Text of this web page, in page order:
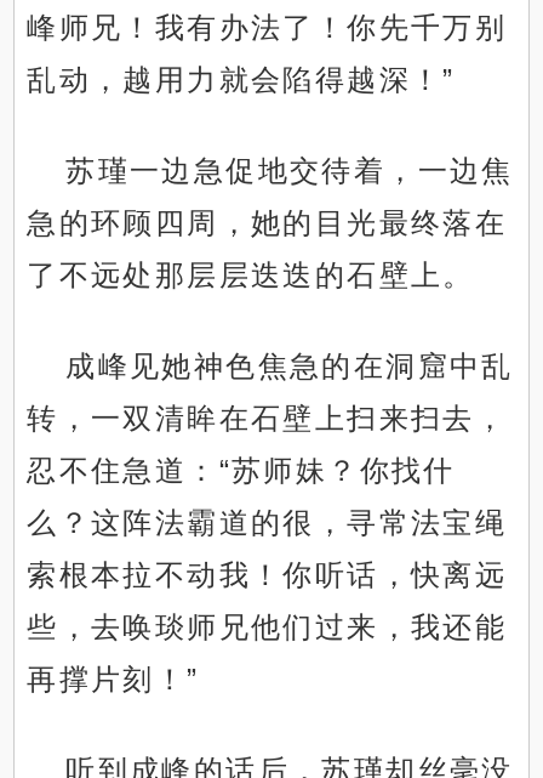
峰师兄！我有办法了！你先千万别
乱动，越用力就会陷得越深！”
苏瑾一边急促地交待着，一边焦
急的环顾四周，她的目光最终落在
了不远处那层层迭迭的石壁上。
成峰见她神色焦急的在洞窟中乱
转，一双清眸在石壁上扫来扫去，
忍不住急道：“苏师妹？你找什
么？这阵法霸道的很，寻常法宝绳
索根本拉不动我！你听话，快离远
些，去唤琰师兄他们过来，我还能
再撑片刻！”
听到成峰的话后，苏瑾却丝毫没